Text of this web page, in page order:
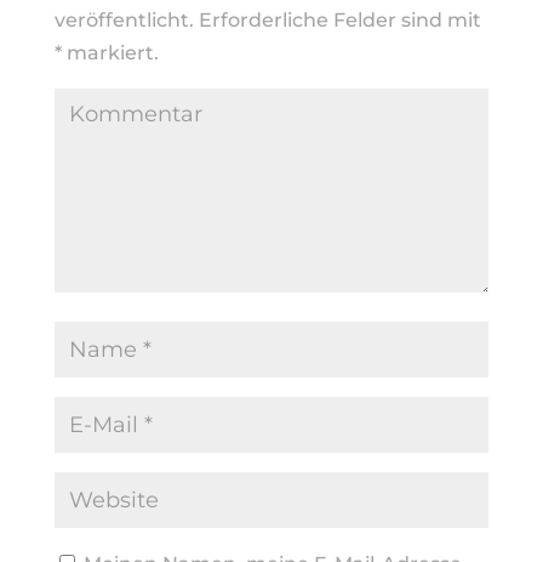
veröffentlicht. Erforderliche Felder sind mit
*markiert.